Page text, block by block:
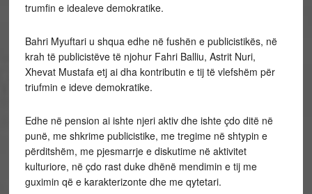
trumfin e idealeve demokratike.
Bahri Myuftari u shqua edhe në fushën e publicistikës, në
krah të publicistëve të njohur Fahri Balliu, Astrit Nuri,
Xhevat Mustafa etj ai dha kontributin e tij të vlefshëm për
triufmin e ideve demokratike.
Edhe në pension ai ishte njeri aktiv dhe ishte çdo ditë në
punë, me shkrime publicistike, me tregime në shtypin e
përditshëm, me pjesmarrje e diskutime në aktivitet
kulturiore, në çdo rast duke dhënë mendimin e tij me
guximin që e karakterizonte dhe me qytetari.